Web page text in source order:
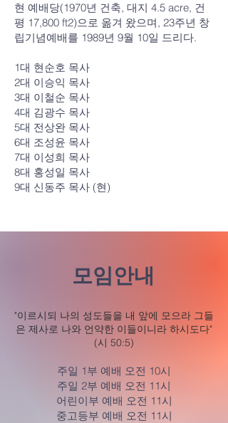
현 예배당(1970년 건축, 대지 4.5 acre, 건
평 17,800 ft2)으로 옮겨 왔으며, 23주년 창
립기념예배를 1989년 9월 10일 드리다.
1대 현순호 목사
2대 이승익 목사
3대 이철순 목사
4대 김광수 목사
5대 전상완 목사
6대 조성윤 목사
7대 이성희 목사
8대 홍성일 목사
9대 신동주 목사 (현)
모임안내
"이르시되 나의 성도들을 내 앞에 모으라 그들
은 제사로 나와 언약한 이들이니라 하시도다"
(시 50:5)
주일 1부 예배 오전 10시
주일 2부 예배 오전 11시
어린이부 예배 오전 11시
중고등부 예배 오전 11시